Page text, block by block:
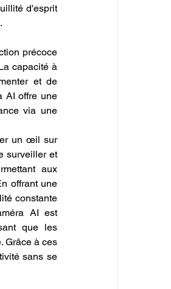
d'esprit
précoce
capacité à
et de
AI offre une
via une
un œil sur
surveiller et
aux
offrant une
constante
AI est
que les
Grâce à ces
sans se